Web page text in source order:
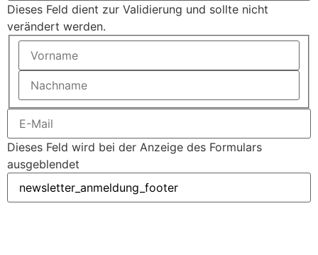
Dieses Feld dient zur Validierung und sollte nicht
verändert werden.
Dieses Feld wird bei der Anzeige des Formulars
ausgeblendet